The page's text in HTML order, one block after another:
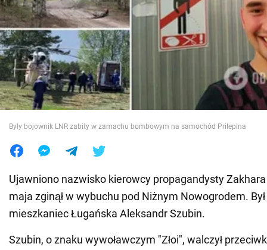
Wojna na Ukrainie
Świat
Jedzenie
Były bojownik LNR zabity w zamachu bombowym na samochód Prilepina
Ujawniono nazwisko kierowcy propagandysty
maja zginął w wybuchu pod Niżnym Nowogrodem.
mieszkaniec Ługańska Aleksandr Szubin.
Szubin, o znaku wywoławczym "Złoi", walczył